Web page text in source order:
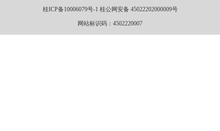
桂ICP备10006079号-1 桂公网安备 45022202000009号
网站标识码：4502220007